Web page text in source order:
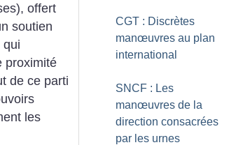
offert
soutien
qui
proximité
de ce parti
les
CGT : Discrètes
manœuvres au plan
international
SNCF : Les
manœuvres de la
direction consacrées
par les urnes